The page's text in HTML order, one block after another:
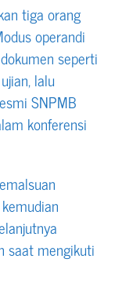
tiga orang
operandi
seperti
lalu
SNPMB
konferensi
saat mengikuti